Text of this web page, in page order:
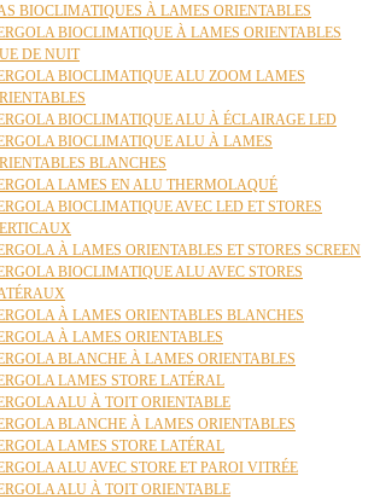
BIOCLIMATIQUES À LAMES ORIENTABLES
BIOCLIMATIQUE À LAMES ORIENTABLES
DE NUIT
BIOCLIMATIQUE ALU ZOOM LAMES
BIOCLIMATIQUE ALU À ÉCLAIRAGE LED
BIOCLIMATIQUE ALU À LAMES
BLANCHES
LAMES EN ALU THERMOLAQUÉ
BIOCLIMATIQUE AVEC LED ET STORES
À LAMES ORIENTABLES ET STORES SCREEN
BIOCLIMATIQUE ALU AVEC STORES
À LAMES ORIENTABLES BLANCHES
À LAMES ORIENTABLES
BLANCHE À LAMES ORIENTABLES
LAMES STORE LATÉRAL
ALU À TOIT ORIENTABLE
BLANCHE À LAMES ORIENTABLES
LAMES STORE LATÉRAL
ALU AVEC STORE ET PAROI VITRÉE
ALU À TOIT ORIENTABLE